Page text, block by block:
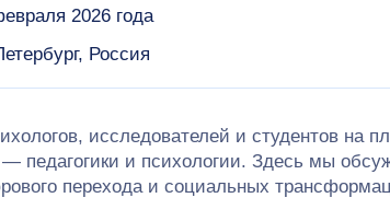
2026 года
Россия
исследователей и студентов на
педагогики и психологии. Здесь мы
перехода и социальных